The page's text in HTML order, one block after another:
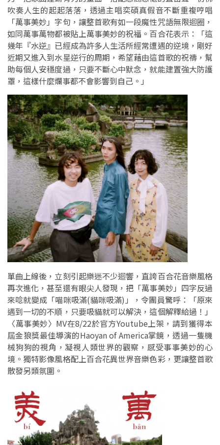
吹奏人生的起起落落，透過主唱奕碩真假音不斷重複哼唱
「萬事美妙」字句，讓整首歌有如一段魔性咒語無限迴圈，
如同萬事萬物都被貼上萬事美妙的祝福。百合花表示：「這
幾年『水逆』已經成為許多人生活所經常遭遇的逆境，剛好
近期又進入到水星逆行的周期，希望藉由這首歌的祝禱，幫
助每個人安穩度過，只要不斷心中默念，就能建置強大防護
罩，這樣什麼爛事都不會影響到自己。」
單曲上線後，立刻引起樂迷不少迴響，直誇百合花音樂風格
再次進化，甚至還有眼尖人發現，把「萬事美妙」四字反過
來唸就變成「喵咪吸滿(貓咪吸滿)」，令團員驚呼：「原來
遇到一切的不順，只要吸貓就可以解決，這個解釋給過！」
〈萬事美妙〉MV在8/22於官方Youtube上架，請到獲得本
屆金狼獎最佳導演的Haoyan of America掌鏡，透過一隻機
械狗狗的視角，凝視人類世界的觀察，感受事事美妙的心
境。獨特影像風格配上百合花異世界音樂色彩，更讓整首歌
散發另類氛圍。